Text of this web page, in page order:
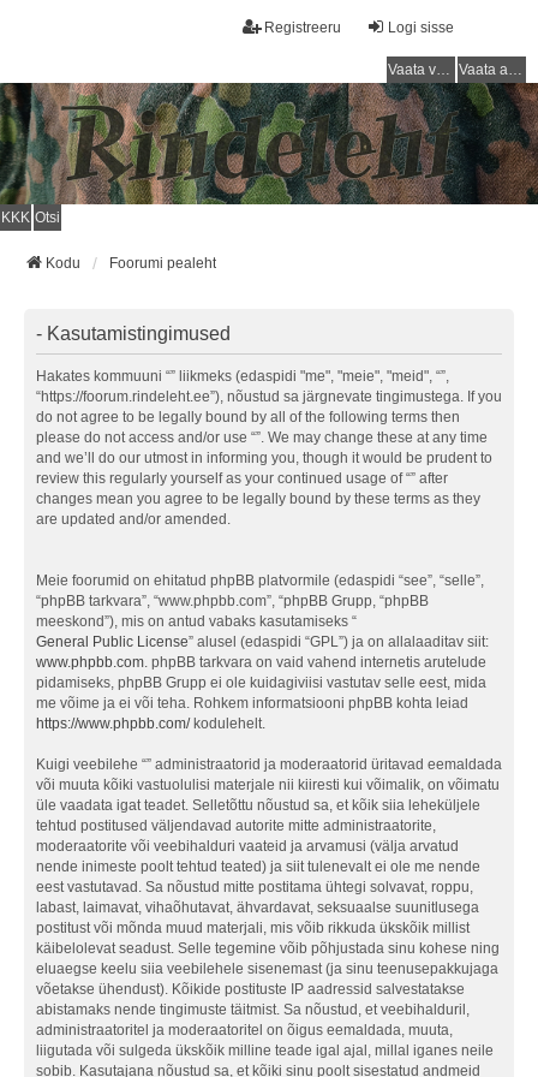
Logi sisse
Registreeru
Vaata vastamata teemasi Vaata aktiivseid teemasid
KKK Otsi
Kodu Foorumi pealeht
- Kasutamistingimused
Hakates kommuuni “” liikmeks (edaspidi "me", "meie", "meid", “”,
“https://foorum.rindeleht.ee”), nõustud sa järgnevate tingimustega. If you
do not agree to be legally bound by all of the following terms then
please do not access and/or use “”. We may change these at any time
and we’ll do our utmost in informing you, though it would be prudent to
review this regularly yourself as your continued usage of “” after
changes mean you agree to be legally bound by these terms as they
are updated and/or amended.
Meie foorumid on ehitatud phpBB platvormile (edaspidi “see”, “selle”,
“phpBB tarkvara”, “www.phpbb.com”, “phpBB Grupp, “phpBB
meeskond”), mis on antud vabaks kasutamiseks “
General Public License” alusel (edaspidi “GPL”) ja on allalaaditav siit:
www.phpbb.com. phpBB tarkvara on vaid vahend internetis arutelude
pidamiseks, phpBB Grupp ei ole kuidagiviisi vastutav selle eest, mida
me võime ja ei või teha. Rohkem informatsiooni phpBB kohta leiad
https://www.phpbb.com/kodulehelt.
Kuigi veebilehe “” administraatorid ja moderaatorid üritavad eemaldada
või muuta kõiki vastuolulisi materjale nii kiiresti kui võimalik, on võimatu
üle vaadata igat teadet. Selletõttu nõustud sa, et kõik siia leheküljele
tehtud postitused väljendavad autorite mitte administraatorite,
moderaatorite või veebihalduri vaateid ja arvamusi (välja arvatud
nende inimeste poolt tehtud teated) ja siit tulenevalt ei ole me nende
eest vastutavad. Sa nõustud mitte postitama ühtegi solvavat, roppu,
labast, laimavat, vihaõhutavat, ähvardavat, seksuaalse suunitlusega
postitust või mõnda muud materjali, mis võib rikkuda ükskõik millist
käibelolevat seadust. Selle tegemine võib põhjustada sinu kohese ning
eluaegse keelu siia veebilehele sisenemast (ja sinu teenusepakkujaga
võetakse ühendust). Kõikide postituste IP aadressid salvestatakse
abistamaks nende tingimuste täitmist. Sa nõustud, et veebihalduril,
administraatoritel ja moderaatoritel on õigus eemaldada, muuta,
liigutada või sulgeda ükskõik milline teade igal ajal, millal iganes neile
sobib. Kasutajana nõustud sa, et kõiki sinu poolt sisestatud andmeid